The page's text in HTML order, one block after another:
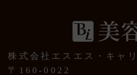
株式会社エスエス・キャ
〒160-0022